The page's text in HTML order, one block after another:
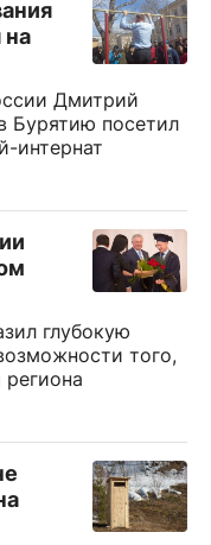
на
Дмитрий
Бурятию посетил
интернат
глубокую
того,